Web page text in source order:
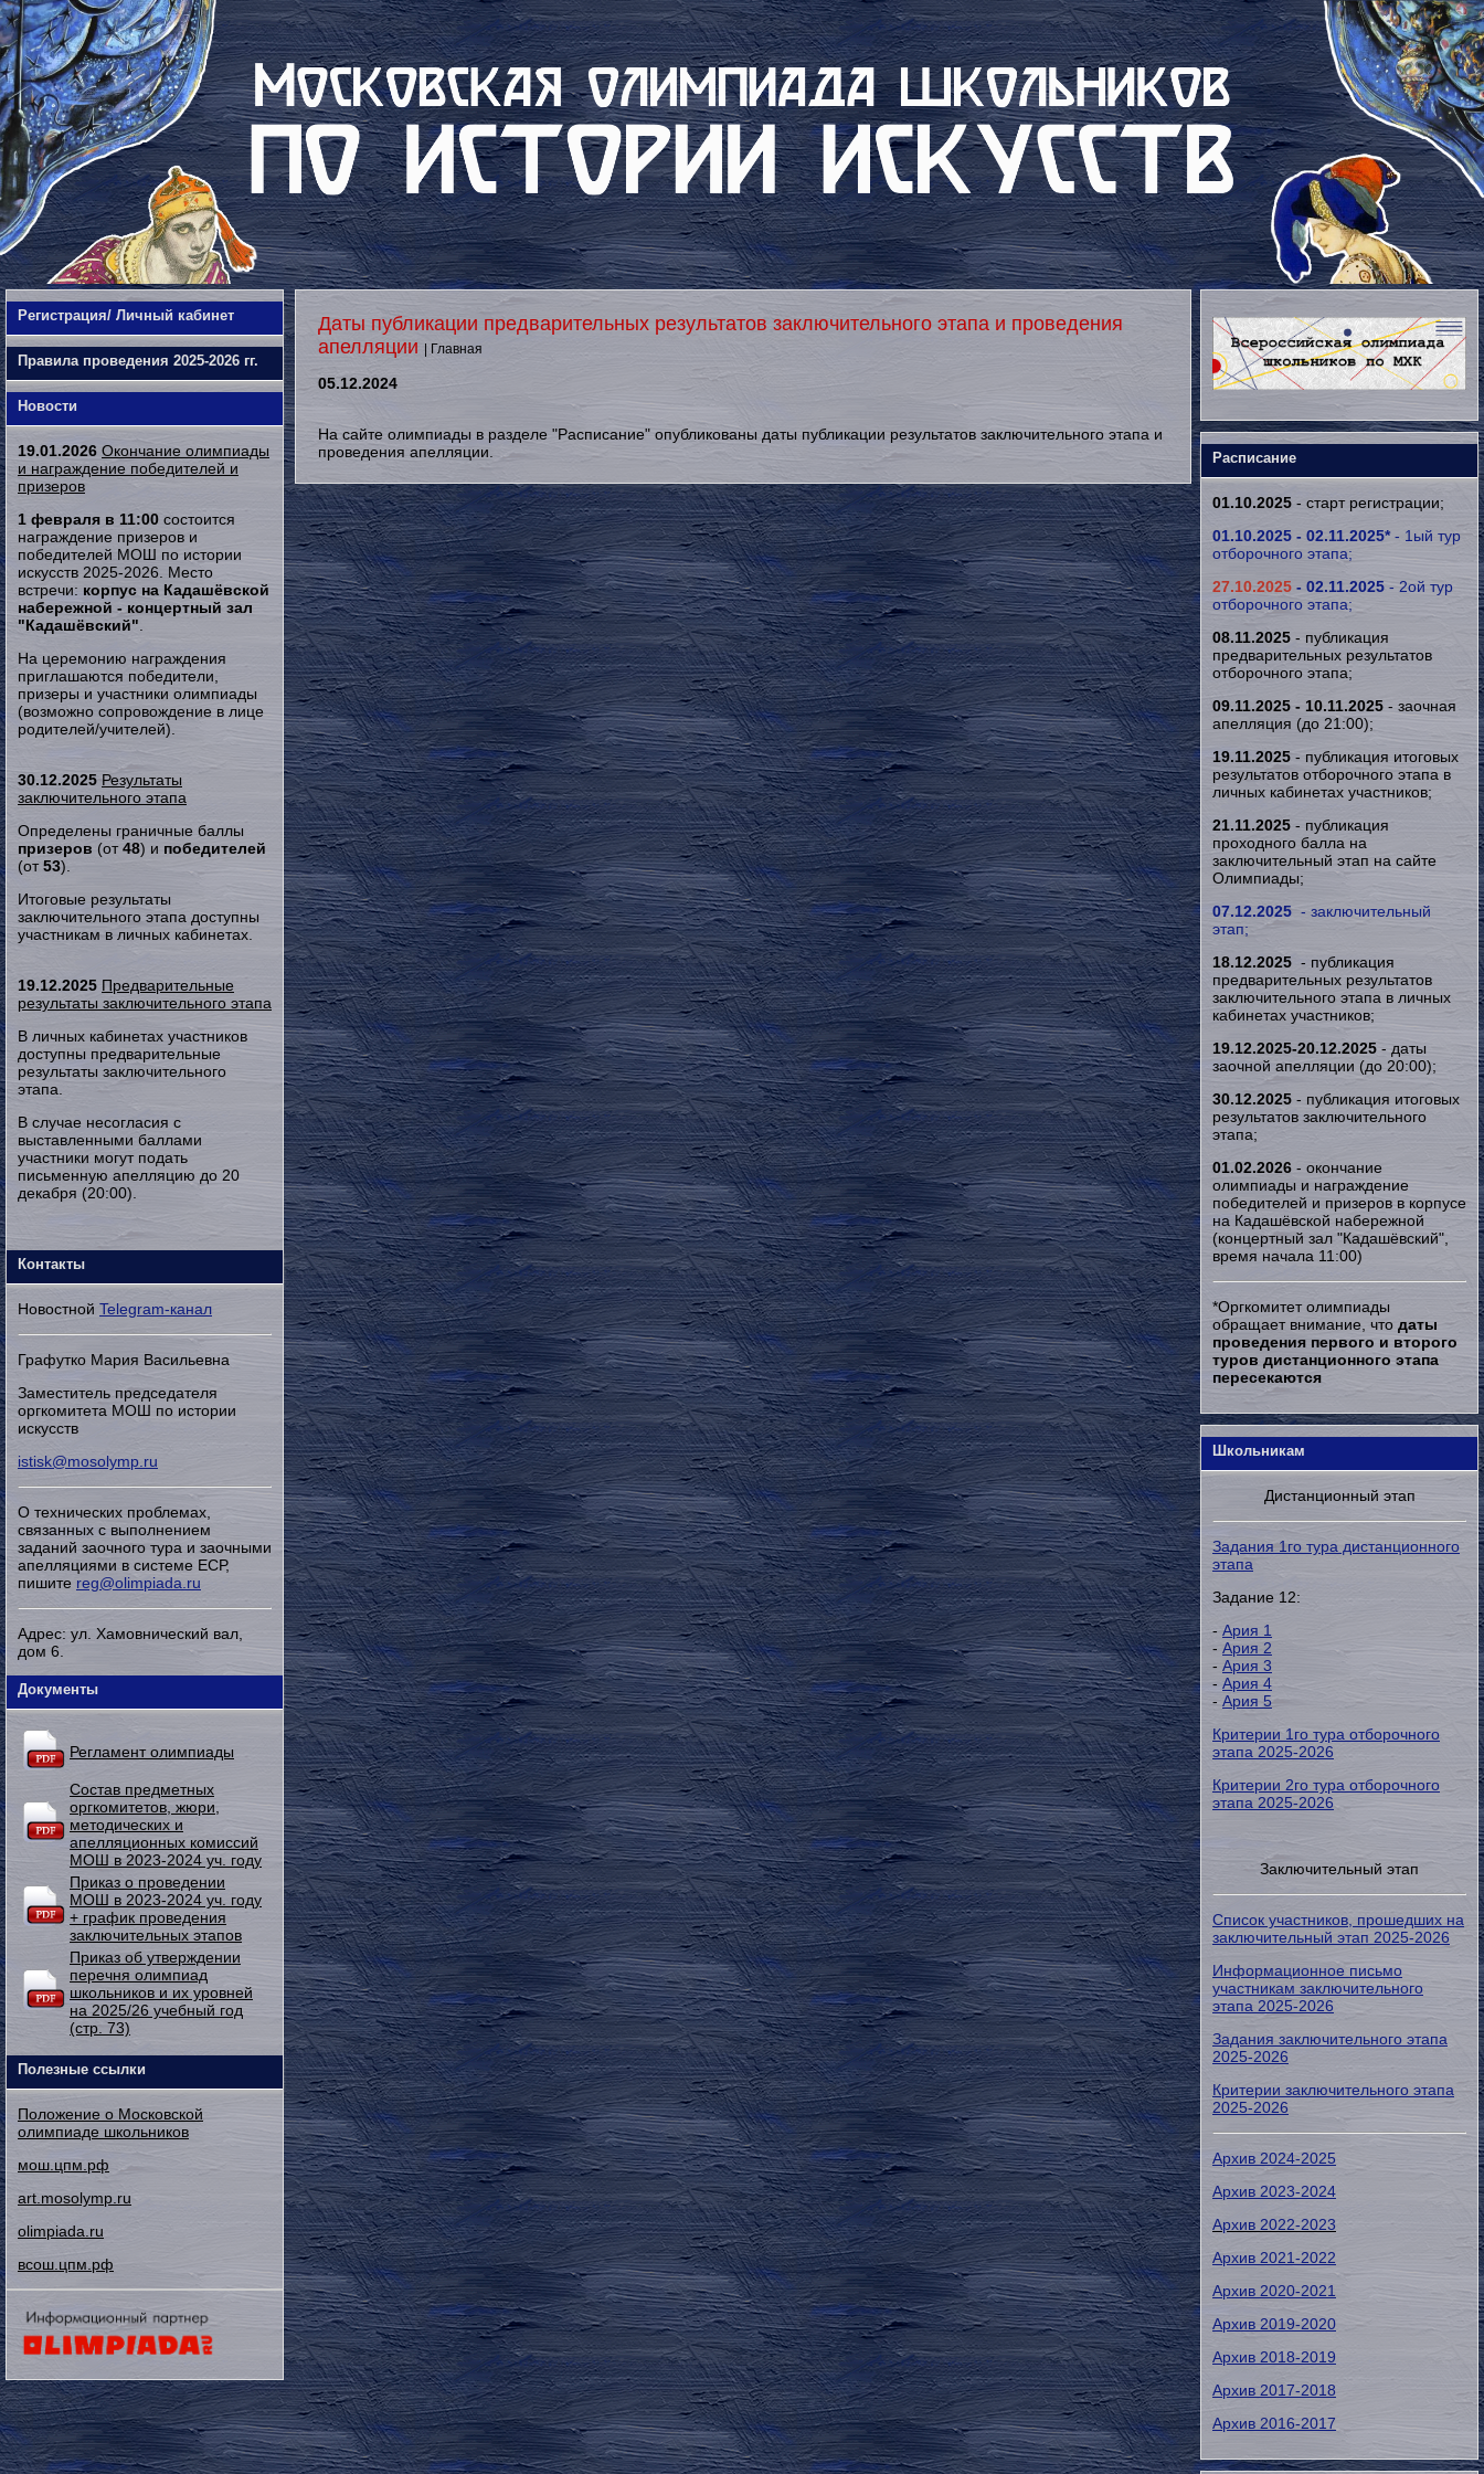
Регистрация/ Личный кабинет
Правила проведения 2025-2026 гг.
Новости
19.01.2026 Окончание олимпиады
и награждение победителей и
призеров
1 февраля в 11:00 состоится
награждение призеров и
победителей МОШ по истории
искусств 2025-2026. Место
встречи: корпус на Кадашёвской
набережной - концертный зал
"Кадашёвский"
На церемонию награждения
приглашаются победители,
призеры и участники олимпиады
(возможно сопровождение в лице
родителей/учителей).
30.12.2025 Результаты
заключительного этапа
Определены граничные баллы
призеров (от48) и победителей
(от53).
Итоговые результаты
заключительного этапа доступны
участникам в личных кабинетах.
19.12.2025 Предварительные
результаты заключительного этапа
В личных кабинетах участников
доступны предварительные
результаты заключительного
этапа.
В случае несогласия с
выставленными баллами
участники могут подать
письменную апелляцию до 20
декабря (20:00).
Контакты
Новостной Telegram-канал
Графутко Мария Васильевна
Заместитель председателя
оргкомитета МОШ по истории
искусств
istisk@mosolymp.ru
О технических проблемах,
связанных с выполнением
заданий заочного тура и заочными
апелляциями в системе ЕСР,
пишите reg@olimpiada.ru
Адрес: ул. Хамовнический вал,
дом 6.
Документы
Регламент олимпиады
Состав предметных
оргкомитетов, жюри,
методических и
апелляционных комиссий
МОШ в 2023-2024 уч. году
Приказ о проведении
МОШ в 2023-2024 уч. году
+ график проведения
заключительных этапов
Приказ об утверждении
перечня олимпиад
школьников и их уровней
на 2025/26 учебный год
(стр. 73)
Полезные ссылки
Положение о Московской
олимпиаде школьников
мош.цпм.рф
art.mosolymp.ru
olimpiada.ru
всош.цпм.рф
Даты публикации предварительных результатов заключительного этапа и проведения
апелляции
| Главная
05.12.2024
На сайте олимпиады в разделе "Расписание" опубликованы даты публикации результатов заключительного этапа и
проведения апелляции.
Расписание
01.10.2025 - старт регистрации;
01.10.2025 - 02.11.2025*- 1ый тур
отборочного этапа;
27.10.2025 - 02.11.2025 - 2ой тур
отборочного этапа;
08.11.2025 - публикация
предварительных результатов
отборочного этапа;
09.11.2025 - 10.11.2025 - заочная
апелляция (до 21:00);
19.11.2025- публикация итоговых
результатов отборочного этапа в
личных кабинетах участников;
21.11.2025 - публикация
проходного балла на
заключительный этап на сайте
Олимпиады;
07.12.2025 - заключительный
этап;
18.12.2025 - публикация
предварительных результатов
заключительного этапа в личных
кабинетах участников;
19.12.2025-20.12.2025 - даты
заочной апелляции (до 20:00);
30.12.2025 - публикация итоговых
результатов заключительного
этапа;
01.02.2026 - окончание
олимпиады и награждение
победителей и призеров в корпусе
на Кадашёвской набережной
(концертный зал "Кадашёвский",
время начала 11:00)
*Оргкомитет олимпиады
обращает внимание, что даты
проведения первого и второго
туров дистанционного этапа
пересекаются
Школьникам
Дистанционный этап
Задания 1го тура дистанционного
этапа
Задание 12:
- Ария 1
- Ария 2
- Ария 3
- Ария 4
- Ария 5
Критерии 1го тура отборочного
этапа 2025-2026
Критерии 2го тура отборочного
этапа 2025-2026
Заключительный этап
Список участников, прошедших на
заключительный этап 2025-2026
Информационное письмо
участникам заключительного
этапа 2025-2026
Задания заключительного этапа
2025-2026
Критерии заключительного этапа
2025-2026
Архив 2024-2025
Архив 2023-2024
Архив 2022-2023
Архив 2021-2022
Архив 2020-2021
Архив 2019-2020
Архив 2018-2019
Архив 2017-2018
Архив 2016-2017